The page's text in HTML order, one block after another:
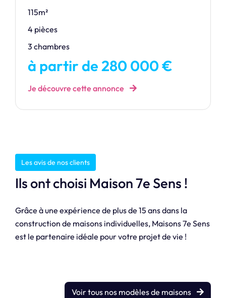
115m²
4 pièces
3 chambres
à partir de 280 000 €
Je découvre cette annonce
Les avis de nos clients
Ils ont choisi Maison 7e Sens !
Grâce à une expérience de plus de 15 ans dans la
construction de maisons individuelles, Maisons 7e Sens
est le partenaire idéale pour votre projet de vie !
Voir tous nos modèles de maisons